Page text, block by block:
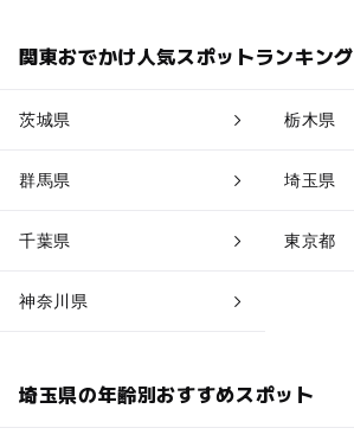
関東おでかけ人気スポットランキング
茨城県 栃木県
群馬県 埼玉県
千葉県 東京都
神奈川県
埼玉県の年齢別おすすめスポット